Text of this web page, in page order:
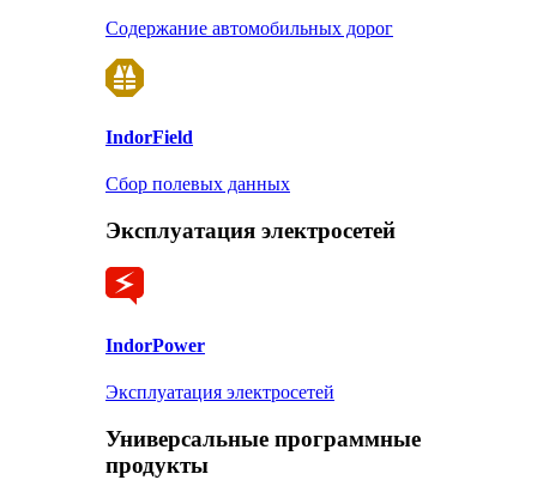
Содержание автомобильных дорог
IndorField
Сбор полевых данных
Эксплуатация электросетей
IndorPower
Эксплуатация электросетей
Универсальные программные
продукты